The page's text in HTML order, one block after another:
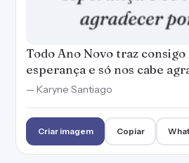
números.
Criar imagem Copiar
ainda pela oportunidade de
futuro promissor no ano
— Karyne Santiago